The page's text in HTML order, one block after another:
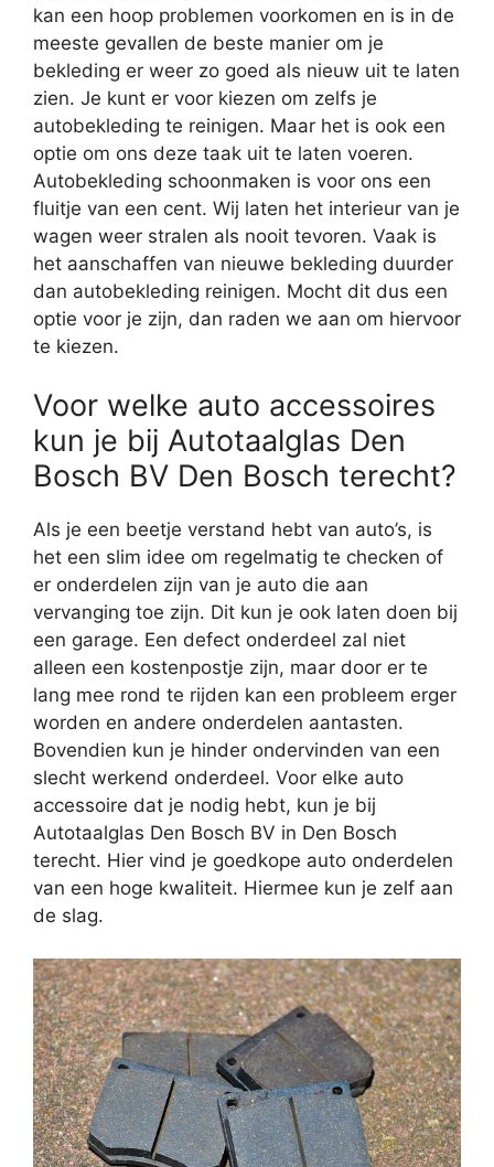
kan een hoop problemen voorkomen en is in de
meeste gevallen de beste manier om je
bekleding er weer zo goed als nieuw uit te laten
zien. Je kunt er voor kiezen om zelfs je
autobekleding te reinigen. Maar het is ook een
optie om ons deze taak uit te laten voeren.
Autobekleding schoonmaken is voor ons een
fluitje van een cent. Wij laten het interieur van je
wagen weer stralen als nooit tevoren. Vaak is
het aanschaffen van nieuwe bekleding duurder
dan autobekleding reinigen. Mocht dit dus een
optie voor je zijn, dan raden we aan om hiervoor
te kiezen.
Voor welke auto accessoires
kun je bij Autotaalglas Den
Bosch BV Den Bosch terecht?
Als je een beetje verstand hebt van auto’s, is
het een slim idee om regelmatig te checken of
er onderdelen zijn van je auto die aan
vervanging toe zijn. Dit kun je ook laten doen bij
een garage. Een defect onderdeel zal niet
alleen een kostenpostje zijn, maar door er te
lang mee rond te rijden kan een probleem erger
worden en andere onderdelen aantasten.
Bovendien kun je hinder ondervinden van een
slecht werkend onderdeel. Voor elke auto
accessoire dat je nodig hebt, kun je bij
Autotaalglas Den Bosch BV in Den Bosch
terecht. Hier vind je goedkope auto onderdelen
van een hoge kwaliteit. Hiermee kun je zelf aan
de slag.